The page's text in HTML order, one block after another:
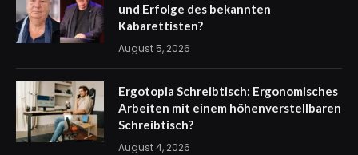
und Erfolge des bekannten
Kabarettisten?
August 5, 2026
Ergotopia Schreibtisch: Ergonomisches
Arbeiten mit einem höhenverstellbaren
Schreibtisch?
August 4, 2026